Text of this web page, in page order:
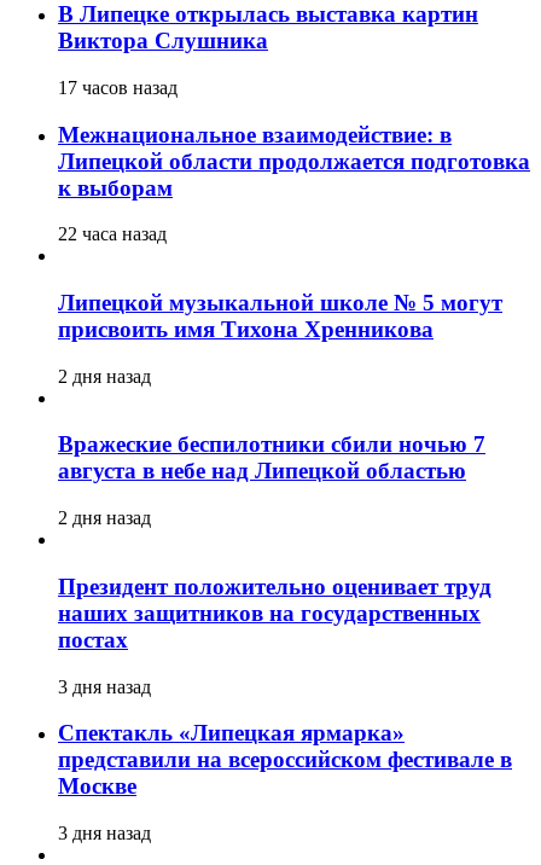
В Липецке открылась выставка картин
Виктора Слушника
17 часов назад
Межнациональное взаимодействие: в
Липецкой области продолжается подготовка
к выборам
22 часа назад
Липецкой музыкальной школе № 5 могут
присвоить имя Тихона Хренникова
2 дня назад
Вражеские беспилотники сбили ночью 7
августа в небе над Липецкой областью
2 дня назад
Президент положительно оценивает труд
наших защитников на государственных
постах
3 дня назад
Спектакль «Липецкая ярмарка»
представили на всероссийском фестивале в
Москве
3 дня назад